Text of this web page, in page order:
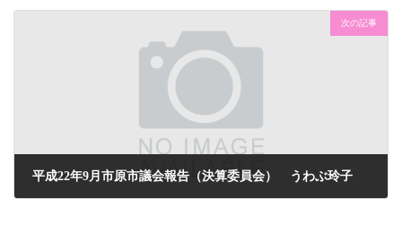
次の記事
平成22年9月市原市議会報告（決算委員会） うわぶ玲子